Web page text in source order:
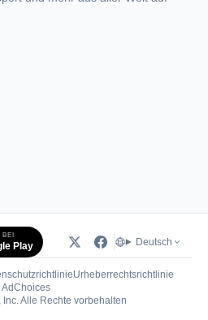
Play Deutsch
Urheberrechtsrichtlinie
AdChoices(öffnet in neuem Tab)
Alle Rechte vorbehalten